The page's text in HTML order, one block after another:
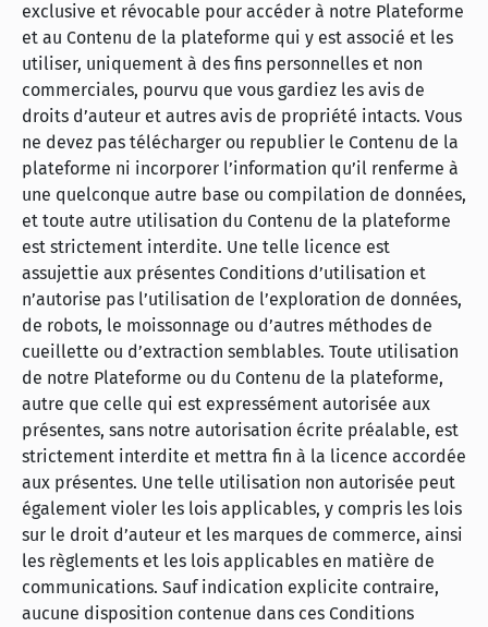
exclusive et révocable pour accéder à notre Plateforme
et au Contenu de la plateforme qui y est associé et les
utiliser, uniquement à des fins personnelles et non
commerciales, pourvu que vous gardiez les avis de
droits d’auteur et autres avis de propriété intacts. Vous
ne devez pas télécharger ou republier le Contenu de la
plateforme ni incorporer l’information qu’il renferme à
une quelconque autre base ou compilation de données,
et toute autre utilisation du Contenu de la plateforme
est strictement interdite. Une telle licence est
assujettie aux présentes Conditions d’utilisation et
n’autorise pas l’utilisation de l’exploration de données,
de robots, le moissonnage ou d’autres méthodes de
cueillette ou d’extraction semblables. Toute utilisation
de notre Plateforme ou du Contenu de la plateforme,
autre que celle qui est expressément autorisée aux
présentes, sans notre autorisation écrite préalable, est
strictement interdite et mettra fin à la licence accordée
aux présentes. Une telle utilisation non autorisée peut
également violer les lois applicables, y compris les lois
sur le droit d’auteur et les marques de commerce, ainsi
les règlements et les lois applicables en matière de
communications. Sauf indication explicite contraire,
aucune disposition contenue dans ces Conditions